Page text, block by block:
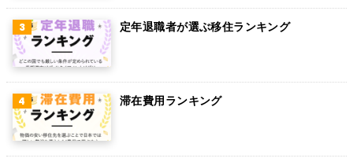
アラブ首長国連邦
スウェーデン
ペルー
ボリビア
カンボジア
定年退職者が選ぶ移住ランキング
滞在費用ランキング